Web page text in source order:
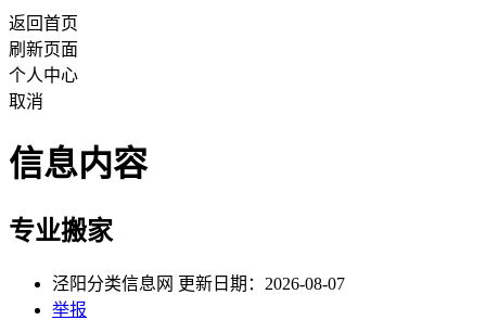
返回首页
刷新页面
个人中心
取消
信息内容
专业搬家
泾阳分类信息网 更新日期：2026-08-07
举报